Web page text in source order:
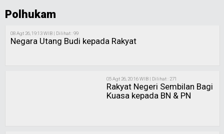
Polhukam
08 Agt 26, 19:13 WIB | Dilihat : 99
Negara Utang Budi kepada Rakyat
05 Agt 26, 20:16 WIB | Dilihat : 271
Rakyat Negeri Sembilan Bagi
Kuasa kepada BN & PN